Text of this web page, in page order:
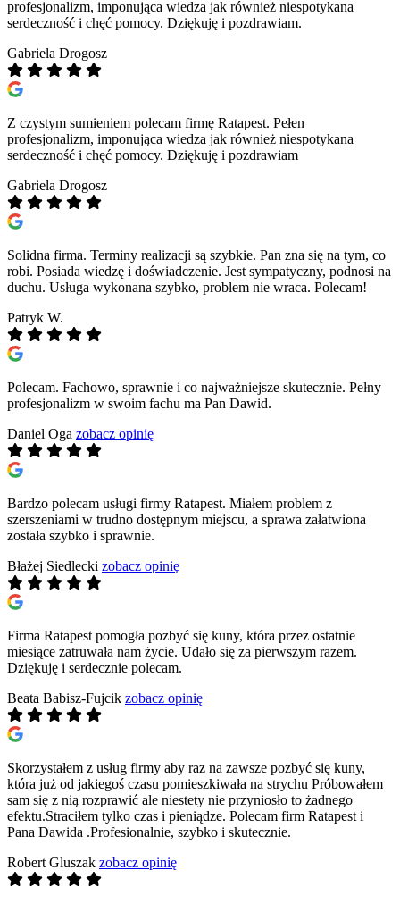
profesjonalizm, imponująca wiedza jak również niespotykana
serdeczność i chęć pomocy. Dziękuję i pozdrawiam.
Gabriela Drogosz
Z czystym sumieniem polecam firmę Ratapest. Pełen
profesjonalizm, imponująca wiedza jak również niespotykana
serdeczność i chęć pomocy. Dziękuję i pozdrawiam
Gabriela Drogosz
Solidna firma. Terminy realizacji są szybkie. Pan zna się na tym, co
robi. Posiada wiedzę i doświadczenie. Jest sympatyczny, podnosi na
duchu. Usługa wykonana szybko, problem nie wraca. Polecam!
Patryk W.
Polecam. Fachowo, sprawnie i co najważniejsze skutecznie. Pełny
profesjonalizm w swoim fachu ma Pan Dawid.
Daniel Oga zobacz opinię
Bardzo polecam usługi firmy Ratapest. Miałem problem z
szerszeniami w trudno dostępnym miejscu, a sprawa załatwiona
została szybko i sprawnie.
Błażej Siedlecki zobacz opinię
Firma Ratapest pomogła pozbyć się kuny, która przez ostatnie
miesiące zatruwała nam życie. Udało się za pierwszym razem.
Dziękuję i serdecznie polecam.
Beata Babisz-Fujcik zobacz opinię
Skorzystałem z usług firmy aby raz na zawsze pozbyć się kuny,
która już od jakiegoś czasu pomieszkiwała na strychu Próbowałem
sam się z nią rozprawić ale niestety nie przyniosło to żadnego
efektu.Straciłem tylko czas i pieniądze. Polecam firm Ratapest i
Pana Dawida .Profesionalnie, szybko i skutecznie.
Robert Gluszak zobacz opinię